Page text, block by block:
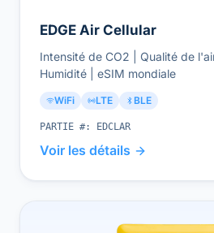
EDGE Air Cellular
Intensité de CO2 | Qualité de
Humidité | eSIM mondiale
WiFi LTE BLE
PARTIE #: EDCLAR
Voir les détails